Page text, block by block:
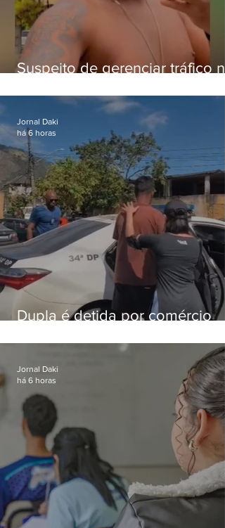
Suspeito de gerenciar tráfico na
foragido
Dupla é detida por comércio
Bangu
Jornal Daki
há 6 horas
Jornal Daki
há 6 horas